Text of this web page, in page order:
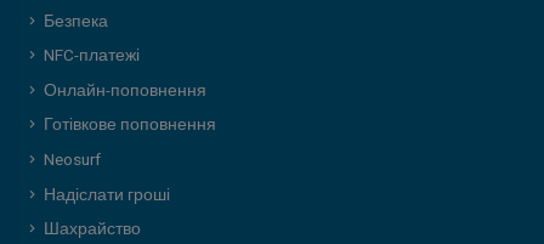
Безпека
NFC-платежі
Онлайн-поповнення
Готівкове поповнення
Neosurf
Надіслати гроші
Шахрайство